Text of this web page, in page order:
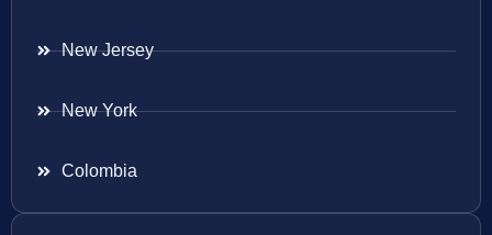
New Jersey
New York
Colombia